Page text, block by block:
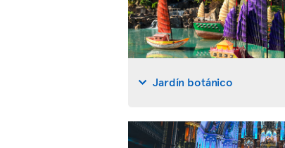
Jardín botánico